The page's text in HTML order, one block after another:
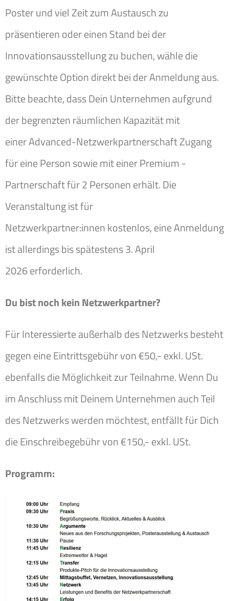
Poster und viel Zeit zum Austausch zu
präsentieren oder einen Stand bei der
Innovationsausstellung zu buchen, wähle die
gewünschte Option direkt bei der Anmeldung aus.
Bitte beachte, dass Dein Unternehmen aufgrund
der begrenzten räumlichen Kapazität mit
einer Advanced-Netzwerkpartnerschaft Zugang
für eine Person sowie mit einer Premium -
Partnerschaft für 2 Personen erhält. Die
Veranstaltung ist für
Netzwerkpartner:innen kostenlos, eine Anmeldung
ist allerdings bis spätestens 3. April
2026 erforderlich.
Du bist noch kein Netzwerkpartner?
Für Interessierte außerhalb des Netzwerks besteht
gegen eine Eintrittsgebühr von €50,- exkl. USt.
ebenfalls die Möglichkeit zur Teilnahme. Wenn Du
im Anschluss mit Deinem Unternehmen auch Teil
des Netzwerks werden möchtest, entfällt für Dich
die Einschreibegebühr von €150,- exkl. USt.
Programm: